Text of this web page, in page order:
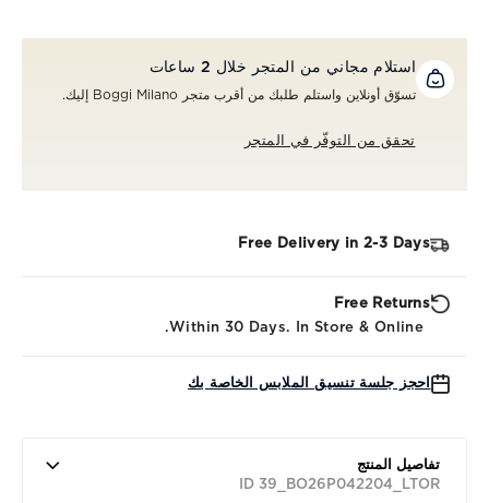
استلام مجاني من المتجر خلال 2 ساعات
تسوّق أونلاين واستلم طلبك من أقرب متجر Boggi Milano إليك.
تحقق من التوفّر في المتجر
Free Delivery in 2-3 Days
Free Returns
Within 30 Days. In Store & Online.
احجز جلسة تنسيق الملابس الخاصة بك
تفاصيل المنتج
ID 39_BO26P042204_LTOR